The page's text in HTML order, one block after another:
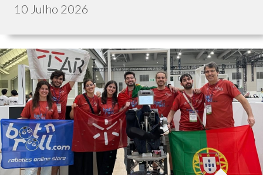
Data de publicação:
10 Julho 2026